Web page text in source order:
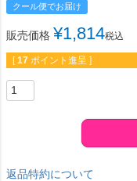
クール便でお届け
販売価格 ¥1,814税込
[ 17 ポイント進呈 ]
返品特約について